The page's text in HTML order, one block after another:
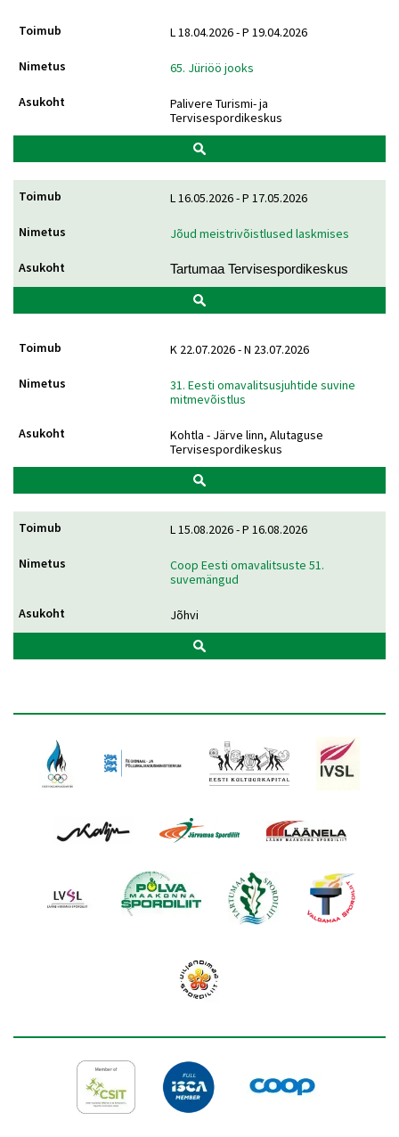
L 18.04.2026 - P 19.04.2026
65. Jüriöö jooks
Palivere Turismi- ja
Tervisespordikeskus
L 16.05.2026 - P 17.05.2026
Jõud meistrivõistlused laskmises
Tartumaa Tervisespordikeskus
K 22.07.2026 - N 23.07.2026
31. Eesti omavalitsusjuhtide suvine
mitmevõistlus
Kohtla - Järve linn, Alutaguse
Tervisespordikeskus
L 15.08.2026 - P 16.08.2026
Coop Eesti omavalitsuste 51.
suvemängud
Jõhvi